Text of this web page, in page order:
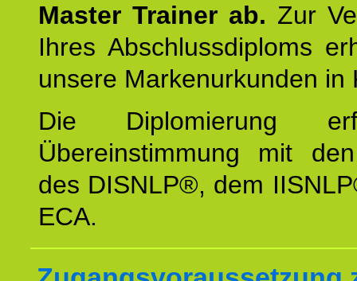
Master Trainer ab. Zur
Ihres Abschlussdiploms
unsere Markenurkunden in
Die Diplomierung
Übereinstimmung mit
des DISNLP®, dem
ECA.